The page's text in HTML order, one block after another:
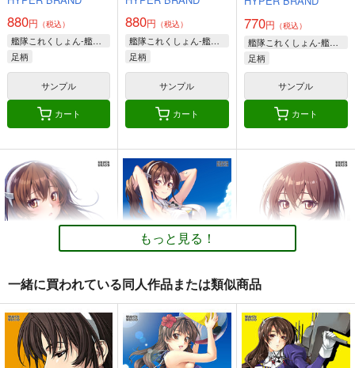
航空戦艦 対 空とぶギ
ロチン総集編
調布市民ふれあい文化
サークル
日向
戦艦タ級
サンプル
カート
由良と〇〇
夕凪絵日記
495円（税込）
艦隊これくしょん-艦これ-
由良
サンプル
カート
大和倶楽部 第弐集
美術部
1,000円 （税込）
大和×提督
サンプル
カート
880円 （税込）
艦隊これくしょん-艦これ-
足柄
サンプル
カート
880円 （税込）
艦隊これくしょん-艦これ-
足柄
サンプル
カート
770円 （税込）
艦隊これくしょん-艦これ-
足柄
サンプル
カート
妙齢型重巡伝 残念だ
よ!!足柄さん(44)
HYPER BRAND
妙齢型重巡伝 残念だ
よ!!足柄さん(43)
HYPER BRAND
妙齢型重巡伝 残念だ
よ!!足柄さん(42)
HYPER BRAND
もっと見る！
一緒に買われている同人作品または類似商品